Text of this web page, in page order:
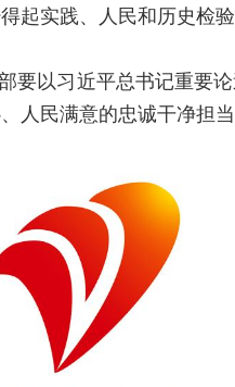
起实践、人民和历史检验
要以习近平总书记重要
人民满意的忠诚干净担当